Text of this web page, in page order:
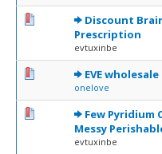
Discount
Prescription
evtuxinbe
0 Votes - 0 sur 1
EVE wholesale
onelove
0 Votes - 0 sur 51
Few Pyridium
Messy
evtuxinbe
0 Votes - 0 sur 1